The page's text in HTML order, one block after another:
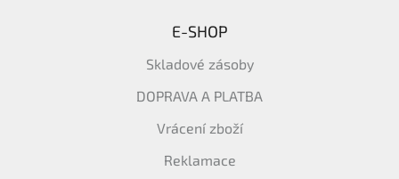
E-SHOP
Skladové zásoby
DOPRAVA A PLATBA
Vrácení zboží
Reklamace